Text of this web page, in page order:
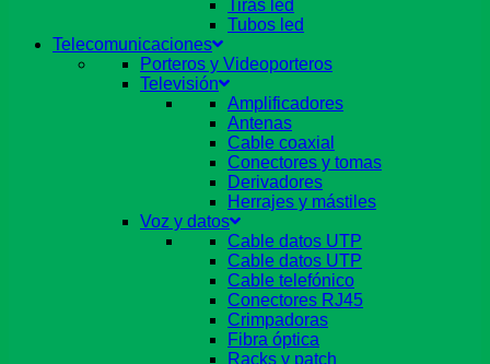
Tiras led
Tubos led
Telecomunicaciones
Porteros y Videoporteros
Televisión
Amplificadores
Antenas
Cable coaxial
Conectores y tomas
Derivadores
Herrajes y mástiles
Voz y datos
Cable datos UTP
Cable datos UTP
Cable telefónico
Conectores RJ45
Crimpadoras
Fibra óptica
Racks y patch